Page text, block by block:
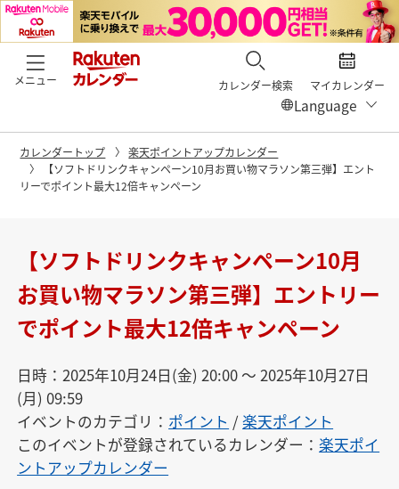
メニュー カレンダー検索 マイカレンダー
カレンダートップ
楽天ポイントアップカレンダー
【ソフトドリンクキャンペーン10月お買い物マラソン第三弾】エント
リーでポイント最大12倍キャンペーン
【ソフトドリンクキャンペーン10月
お買い物マラソン第三弾】エントリー
でポイント最大12倍キャンペーン
日時：2025年10月24日(金) 20:00 〜 2025年10月27日
(月) 09:59
イベントのカテゴリ： ポイント /楽天ポイント
このイベントが登録されているカレンダー：楽天ポイ
ントアップカレンダー